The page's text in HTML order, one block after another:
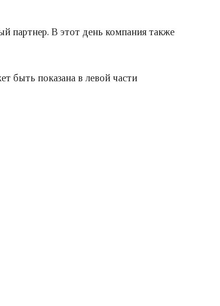
партнер. В этот день компания также
быть показана в левой части